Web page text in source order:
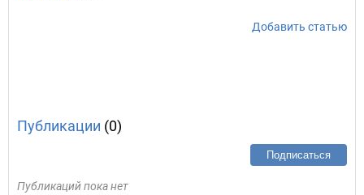
Добавить статью
Публикации (0)
Подписаться
Публикаций пока нет